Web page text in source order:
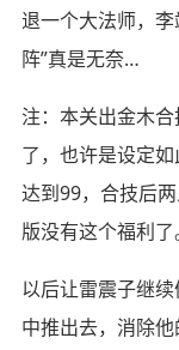
退一个大法师，李
阵”真是无奈…
注：本关出金木
了，也许是设定
达到99，合技后
版没有这个福利了
以后让雷震子继
中推出去，消除